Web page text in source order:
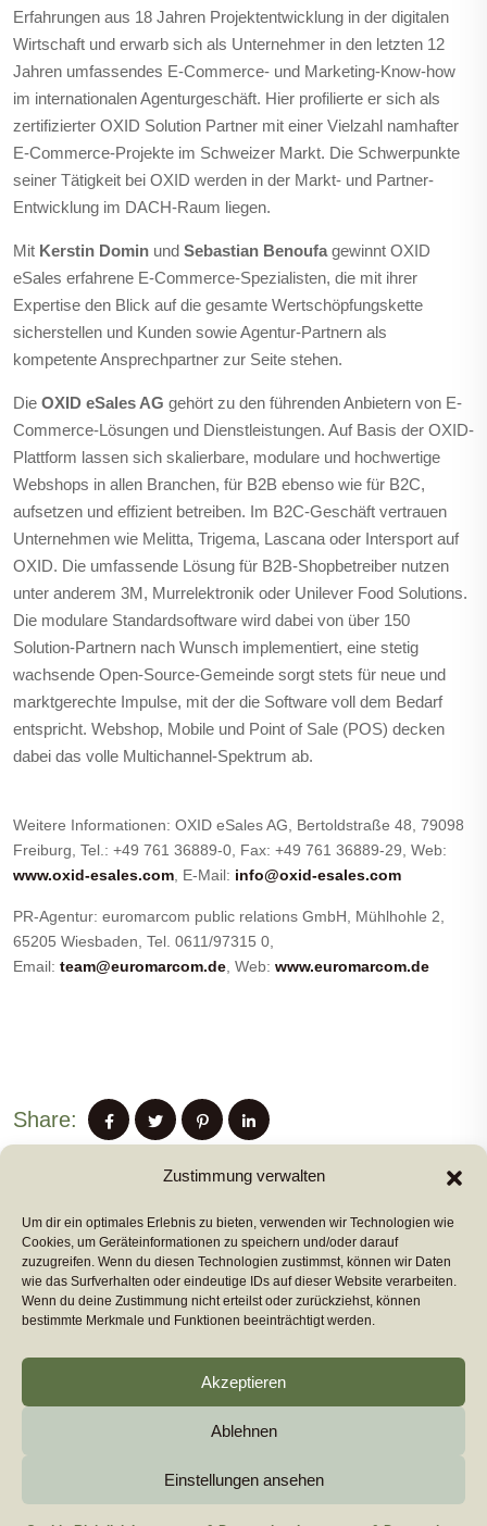
Zustimmung verwalten
Um dir ein optimales Erlebnis zu bieten, verwenden wir Technologien wie
Cookies, um Geräteinformationen zu speichern und/oder darauf
zuzugreifen. Wenn du diesen Technologien zustimmst, können wir Daten
wie das Surfverhalten oder eindeutige IDs auf dieser Website verarbeiten.
Wenn du deine Zustimmung nicht erteilst oder zurückziehst, können
bestimmte Merkmale und Funktionen beeinträchtigt werden.
Akzeptieren
Ablehnen
Einstellungen ansehen
Erfahrungen aus 18 Jahren Projektentwicklung in der digitalen
Wirtschaft und erwarb sich als Unternehmer in den letzten 12
Jahren umfassendes E-Commerce- und Marketing-Know-how
im internationalen Agenturgeschäft. Hier profilierte er sich als
zertifizierter OXID Solution Partner mit einer Vielzahl namhafter
E-Commerce-Projekte im Schweizer Markt. Die Schwerpunkte
seiner Tätigkeit bei OXID werden in der Markt- und Partner-
Entwicklung im DACH-Raum liegen.
Mit Kerstin Domin und Sebastian Benoufa gewinnt OXID
eSales erfahrene E-Commerce-Spezialisten, die mit ihrer
Expertise den Blick auf die gesamte Wertschöpfungskette
sicherstellen und Kunden sowie Agentur-Partnern als
kompetente Ansprechpartner zur Seite stehen.
Die OXID eSales AG gehört zu den führenden Anbietern von E-
Commerce-Lösungen und Dienstleistungen. Auf Basis der OXID-
Plattform lassen sich skalierbare, modulare und hochwertige
Webshops in allen Branchen, für B2B ebenso wie für B2C,
aufsetzen und effizient betreiben. Im B2C-Geschäft vertrauen
Unternehmen wie Melitta, Trigema, Lascana oder Intersport auf
OXID. Die umfassende Lösung für B2B-Shopbetreiber nutzen
unter anderem 3M, Murrelektronik oder Unilever Food Solutions.
Die modulare Standardsoftware wird dabei von über 150
Solution-Partnern nach Wunsch implementiert, eine stetig
wachsende Open-Source-Gemeinde sorgt stets für neue und
marktgerechte Impulse, mit der die Software voll dem Bedarf
entspricht. Webshop, Mobile und Point of Sale (POS) decken
dabei das volle Multichannel-Spektrum ab.
Weitere Informationen: OXID eSales AG, Bertoldstraße 48, 79098
Freiburg, Tel.: +49 761 36889-0, Fax: +49 761 36889-29, Web:
www.oxid-esales.com , E-Mail: info@oxid-esales.com
PR-Agentur: euromarcom public relations GmbH, Mühlhohle 2,
65205 Wiesbaden, Tel. 0611/97315 0,
Email: team@euromarcom.de , Web: www.euromarcom.de
Share:
PREVIUS POST
NEXT POST
euromarcomAll Rights Reserved by